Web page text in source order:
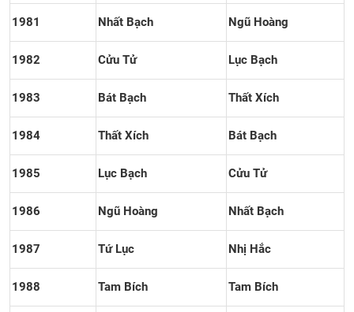
1981 Nhất Bạch Ngũ Hoàng
1982 Cửu Tử Lục Bạch
1983 Bát Bạch Thất Xích
1984 Thất Xích Bát Bạch
1985 Lục Bạch Cửu Tử
1986 Ngũ Hoàng Nhất Bạch
1987 Tứ Lục Nhị Hắc
1988 Tam Bích Tam Bích